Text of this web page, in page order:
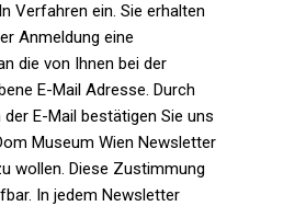
Verfahren ein. Sie erhalten
Anmeldung eine
die von Ihnen bei der
E-Mail Adresse. Durch
E-Mail bestätigen Sie uns
Museum Wien Newsletter
wollen. Diese Zustimmung
In jedem Newsletter